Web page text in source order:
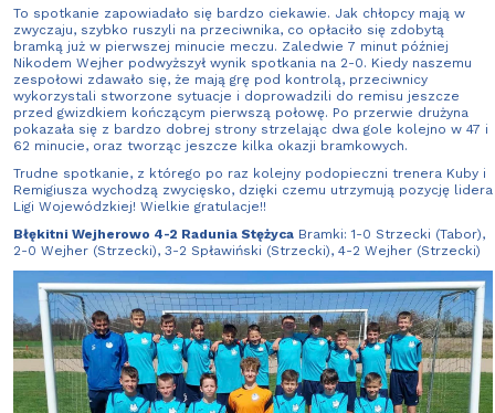
To spotkanie zapowiadało się bardzo ciekawie. Jak chłopcy mają w
zwyczaju, szybko ruszyli na przeciwnika, co opłaciło się zdobytą
bramką już w pierwszej minucie meczu. Zaledwie 7 minut później
Nikodem Wejher podwyższył wynik spotkania na 2-0. Kiedy naszemu
zespołowi zdawało się, że mają grę pod kontrolą, przeciwnicy
wykorzystali stworzone sytuacje i doprowadzili do remisu jeszcze
przed gwizdkiem kończącym pierwszą połowę. Po przerwie drużyna
pokazała się z bardzo dobrej strony strzelając dwa gole kolejno w 47 i
62 minucie, oraz tworząc jeszcze kilka okazji bramkowych.
Trudne spotkanie, z którego po raz kolejny podopieczni trenera Kuby i
Remigiusza wychodzą zwycięsko, dzięki czemu utrzymują pozycję lidera
Ligi Wojewódzkiej! Wielkie gratulacje!!
Błękitni Wejherowo 4-2 Radunia StężycaBramki: 1-0 Strzecki (Tabor),
2-0 Wejher (Strzecki), 3-2 Spławiński (Strzecki), 4-2 Wejher (Strzecki)